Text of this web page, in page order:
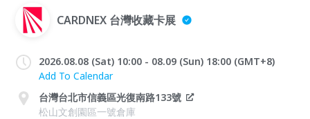
CARDNEX 台灣收藏卡展
2026.08.08 (Sat) 10:00 - 08.09 (Sun) 18:00 (GMT+8)
Add To Calendar
台灣台北市信義區光復南路133號
松山文創園區一號倉庫